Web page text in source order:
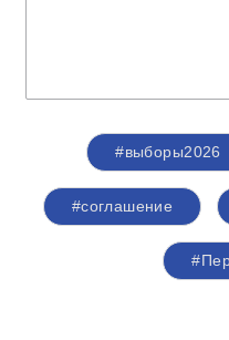
#выборы2026
#соглашение